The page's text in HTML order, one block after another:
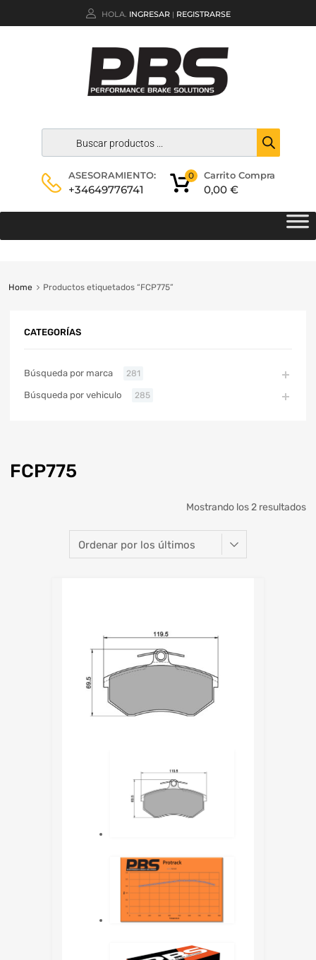
HOLA. INGRESAR | REGISTRARSE
ASESORAMIENTO:
+34649776741
Carrito Compra
0,00 €
0
Home Productos etiquetados “FCP775”
FCP775
Mostrando los 2 resultados
CATEGORÍAS
Búsqueda por marca 281
Búsqueda por vehiculo 285